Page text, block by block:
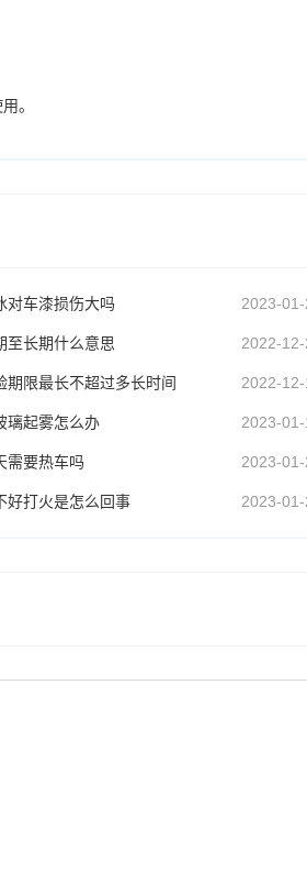
。
对车漆损伤大吗 2023-
至长期什么意思 2022-12-
期限最长不超过多长时间 2022-12-
璃起雾怎么办 2023-
需要热车吗 2023-01-
好打火是怎么回事 2023-01-